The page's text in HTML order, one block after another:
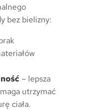
bez bielizny:
– lepsza
utrzymać
ciała.